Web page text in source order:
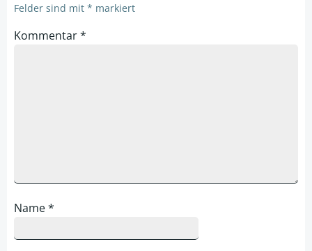
Felder sind mit * markiert
Kommentar*
Name*